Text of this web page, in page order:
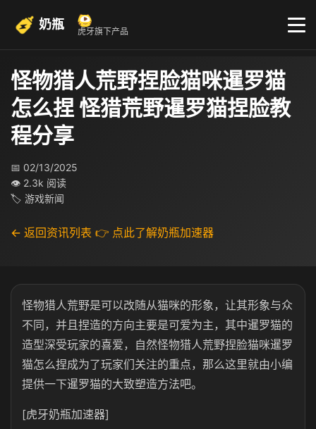
奶瓶 虎牙旗下产品
怪物猎人荒野捏脸猫咪暹罗猫
怎么捏 怪猎荒野暹罗猫捏脸教
程分享
📅 02/13/2025
👁 2.3k 阅读
🏷 游戏新闻
← 返回资讯列表 👉 点此了解奶瓶加速器
怪物猎人荒野是可以改随从猫咪的形象，让其形象与众
不同，并且捏造的方向主要是可爱为主，其中暹罗猫的
造型深受玩家的喜爱，自然怪物猎人荒野捏脸猫咪暹罗
猫怎么捏成为了玩家们关注的重点，那么这里就由小编
提供一下暹罗猫的大致塑造方法吧。
[虎牙奶瓶加速器]